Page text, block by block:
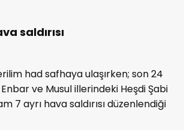
saldırısı
had safhaya ulaşırken; son 24
ve Musul illerindeki Heşdi Şabi
7 ayrı hava saldırısı düzenlendiği